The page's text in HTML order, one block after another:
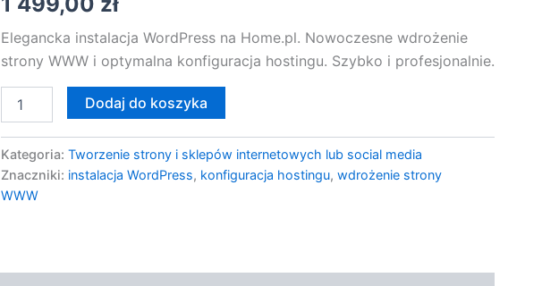
Elegancka instalacja WordPress na Home.pl. Nowoczesne wdrożenie
strony WWW i optymalna konfiguracja hostingu. Szybko i profesjonalnie.
Konfiguracja
Hostingu
Dodaj do koszyka
Kategoria: Tworzenie strony i sklepów internetowych lub social media
Znaczniki: instalacja WordPress, konfiguracja hostingu, wdrożenie strony
WWW